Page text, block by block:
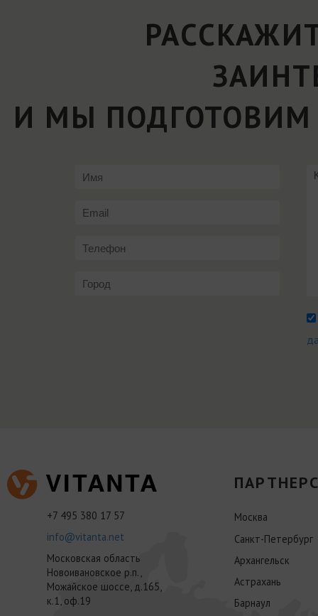
И МЫ ПОДГОТОВИМ
+7 495 380 17 57
info@vitanta.net
Московская область
Новоивановское р.п.,
Можайское шоссе, д.165,
к.1, оф.19
Москва
Санкт-Петербург
Архангельск
Астрахань
Барнаул